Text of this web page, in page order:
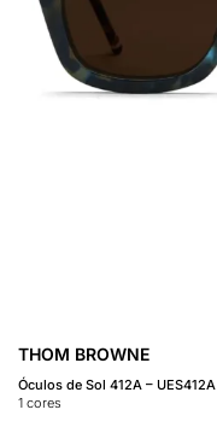
THOM BROWNE
Óculos de Sol 412A – UES412A
1 cores